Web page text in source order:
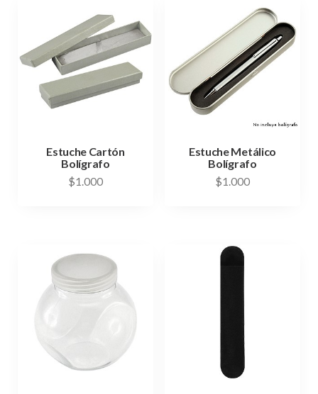
Estuche Cartón
Bolígrafo
$1.000
Estuche Metálico
Bolígrafo
$1.000